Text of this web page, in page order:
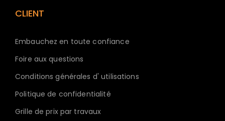
CLIENT
Embauchez en toute confiance
Foire aux questions
Conditions générales d' utilisations
Politique de confidentialité
Grille de prix par travaux